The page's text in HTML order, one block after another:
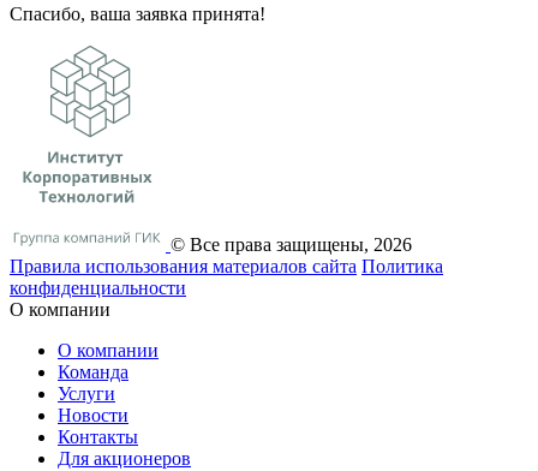
Спасибо, ваша заявка принята!
© Все права защищены, 2026
Правила использования материалов сайта Политика
конфиденциальности
О компании
О компании
Команда
Услуги
Новости
Контакты
Для акционеров